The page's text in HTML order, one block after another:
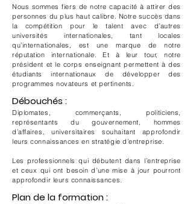
Nous sommes fiers de notre capacité à attirer des
personnes du plus haut calibre. Notre succès dans
la compétition pour le talent avec d’autres
universités internationales, tant locales
qu’internationales, est une marque de notre
réputation internationale. Et à leur tour, notre
président et le corps enseignant permettent à des
étudiants internationaux de développer des
programmes novateurs et pertinents.
Débouchés :
Diplomates, commerçants, politiciens,
représentants du gouvernement, hommes
d’affaires, universitaires souhaitant approfondir
leurs connaissances en stratégie d’entreprise.
Les professionnels qui débutent dans l’entreprise
et ceux qui ont besoin d’une mise à jour pourront
approfondir leurs connaissances.
Plan de la formation :